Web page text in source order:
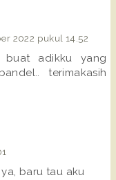
2022 pukul 14.52
buat adikku yang
terimakasih
baru tau aku